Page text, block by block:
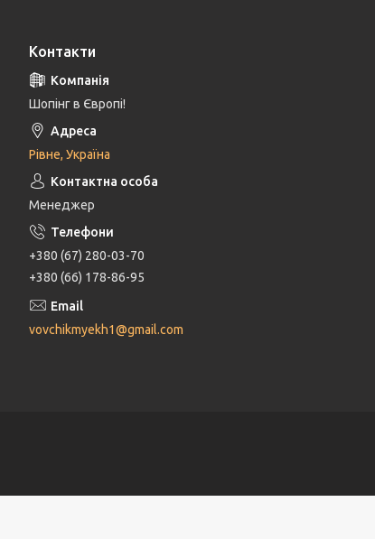
Контакти
Шопінг в Європі!
Рівне, Україна
Менеджер
+380 (67) 280-03-70
+380 (66) 178-86-95
vovchikmyekh1@gmail.com